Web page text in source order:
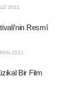
2021
Resmî
2021
Bir Film